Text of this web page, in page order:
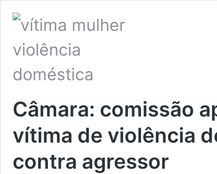
Câmara: comissão
vítima de violência
contra agressor